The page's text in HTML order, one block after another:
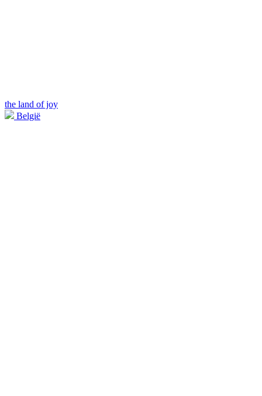
the land of joy
België